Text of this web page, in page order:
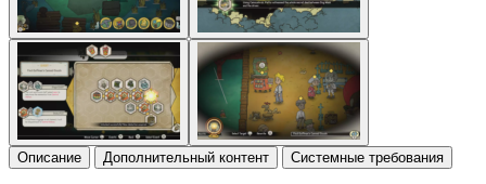
Описание Дополнительный контент Системные требования